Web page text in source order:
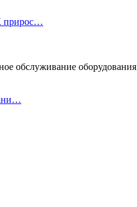
обслуживание